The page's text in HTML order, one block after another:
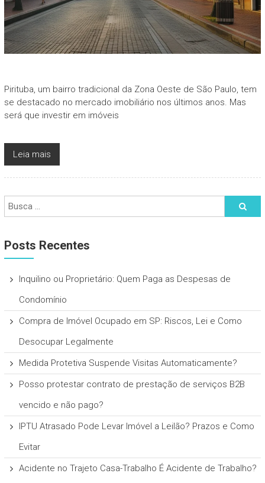
Pirituba, um bairro tradicional da Zona Oeste de São Paulo, tem
se destacado no mercado imobiliário nos últimos anos. Mas
será que investir em imóveis
Leia mais
Posts Recentes
Inquilino ou Proprietário: Quem Paga as Despesas de
Condomínio
Compra de Imóvel Ocupado em SP: Riscos, Lei e Como
Desocupar Legalmente
Medida Protetiva Suspende Visitas Automaticamente?
Posso protestar contrato de prestação de serviços B2B
vencido e não pago?
IPTU Atrasado Pode Levar Imóvel a Leilão? Prazos e Como
Evitar
Acidente no Trajeto Casa-Trabalho É Acidente de Trabalho?